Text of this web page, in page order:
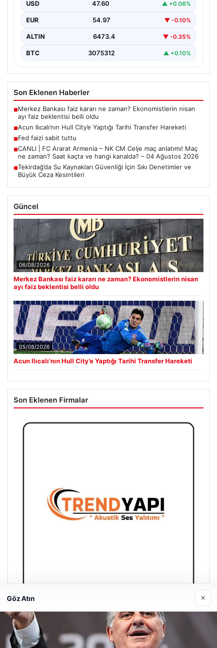
USD 47.60 ▲ +0.06%
EUR 54.97 ▼ -0.10%
ALTIN 6473.4 ▼ -0.35%
BTC 3075312 ▲ +0.10%
Son Eklenen Haberler
■Merkez Bankası faiz kararı ne zaman? Ekonomistlerin nisan
ayı faiz beklentisi belli oldu
■Acun Ilıcalı’nın Hull City’e Yaptığı Tarihi Transfer Hareketi
■Fed faizi sabit tuttu
■CANLI | FC Ararat Armenia – NK CM Celje maç anlatımı! Maç
ne zaman? Saat kaçta ve hangi kanalda? – 04 Ağustos 2026
■Tekirdağ’da Su Kaynakları Güvenliği İçin Sıkı Denetimler ve
Büyük Ceza Kesintileri
Güncel
06/08/2026
Merkez Bankası faiz kararı ne zaman? Ekonomistlerin nisan
ayı faiz beklentisi belli oldu
05/08/2026
Acun Ilıcalı’nın Hull City’e Yaptığı Tarihi Transfer Hareketi
Son Eklenen Firmalar
Trend Yapı Akustik
18/04/2026
Göz Atın ×